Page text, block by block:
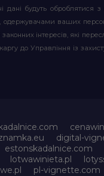
будуть оброблятися
одержувачами ваших
інтересів, які
до Управління із
digital-
estonskadalnice.com
lotwawinieta.pl
pl-vignette.com